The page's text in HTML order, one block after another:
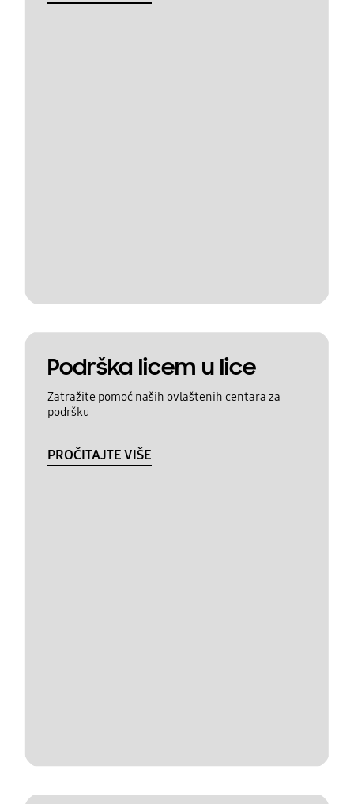
Podrška licem u lice
Zatražite pomoć naših ovlaštenih centara za
podršku
PROČITAJTE VIŠE